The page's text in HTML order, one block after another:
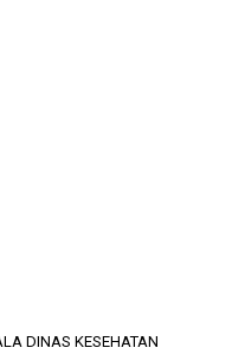
DINAS KESEHATAN